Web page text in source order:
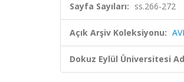
Sayfa Sayıları: ss.266-272
Açık Arşiv Koleksiyonu:
Dokuz Eylül Üniversitesi